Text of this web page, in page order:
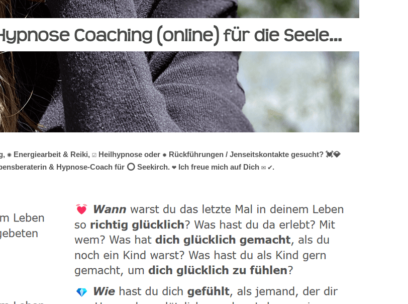
✺ Energiearbeit & Reiki, ☑️ Heilhypnose oder ✹ Rückführungen / Jenseitskontakte gesucht? 💓️💎
& Hypnose-Coach für ⭕ Seekirch. ❤ Ich freue mich auf Dich ✉ ✔.